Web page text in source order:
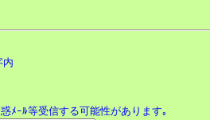
内
ﾒｰﾙ等受信する可能性があります｡